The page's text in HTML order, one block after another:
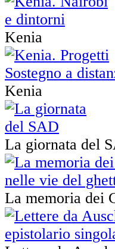
Kenia
Kenia
La giornata del
La memoria dei